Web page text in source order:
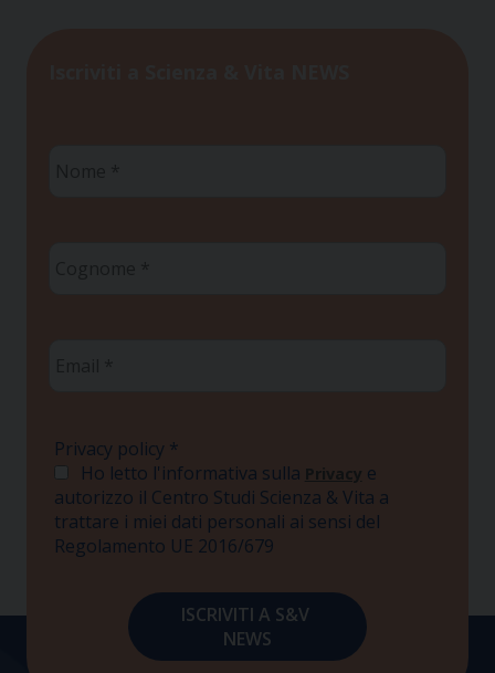
Privacy policy *
Ho letto l'informativa sulla Privacy e
autorizzo il Centro Studi Scienza & Vita a
trattare i miei dati personali ai sensi del
Regolamento UE 2016/679